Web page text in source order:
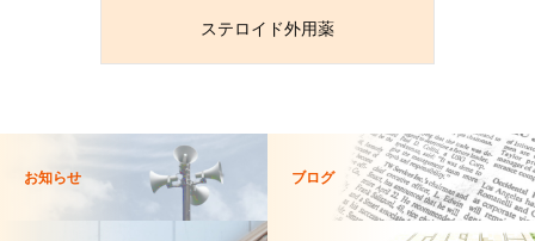
ステロイド外用薬
お知らせ ブログ